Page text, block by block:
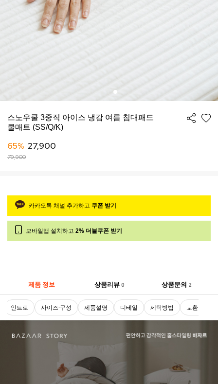
스노우쿨 3중직 아이스 냉감 여름 침대패드
쿨매트 (SS/Q/K)
65% 27,900
79,900
카카오톡 채널 추가하고 쿠폰 받기
모바일앱 설치하고 2% 더블쿠폰 받기
제품 정보 상품리뷰 0 상품문의 2
인트로 사이즈·구성 제품설명 디테일 세탁방법 교환 및 반